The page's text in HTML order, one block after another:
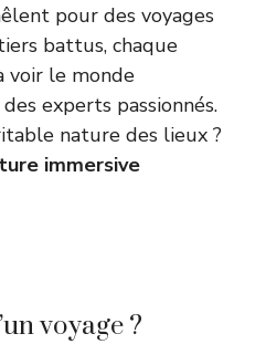
pour des voyages
battus, chaque
voir le monde
experts passionnés.
nature des lieux ?
immersive
voyage ?